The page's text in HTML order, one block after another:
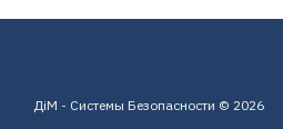
ДіМ - Системы Безопасности © 2026